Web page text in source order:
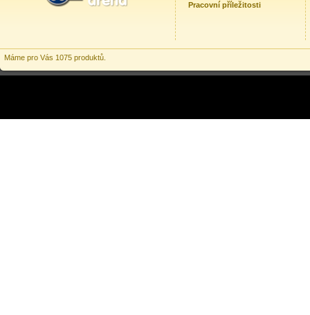
Pracovní příležitosti
Máme pro Vás 1075 produktů.